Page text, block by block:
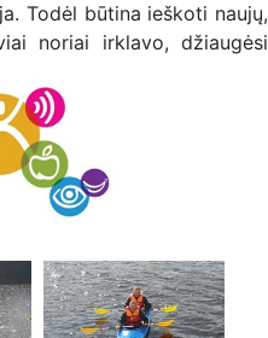
Todėl būtina ieškoti naujų,
noriai irklavo, džiaugėsi